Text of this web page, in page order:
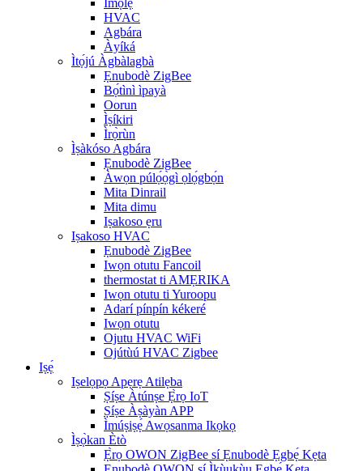
Ìmọ́lẹ̀
HVAC
Agbára
Àyíká
Ìtọ́jú Àgbàlagbà
Ẹnubodè ZigBee
Bọ́tìnì ìpayà
Oorun
Ìṣíkiri
Ìrọ̀rùn
Ìṣàkóso Agbára
Ẹnubodè ZigBee
Àwọn púlọ́ọ̀gì ọlọ́gbọ́n
Mita Dinrail
Mita dimu
Iṣakoso ẹru
Iṣakoso HVAC
Ẹnubodè ZigBee
Iwọn otutu Fancoil
thermostat ti AMẸRIKA
Iwọn otutu ti Yuroopu
Adarí pínpín kékeré
Iwọn otutu
Ojutu HVAC WiFi
Ojútùú HVAC Zigbee
Iṣẹ́
Iṣelọpọ Apẹrẹ Atilẹba
Ṣíṣe Àtúnṣe Ẹ̀rọ IoT
Ṣíṣe Àṣàyàn APP
Ìmúṣiṣẹ́ Awọsanma Ikọkọ
Ìṣọ̀kan Ètò
Ẹ̀rọ OWON ZigBee sí Ẹnubodè Ẹgbẹ́ Kẹta